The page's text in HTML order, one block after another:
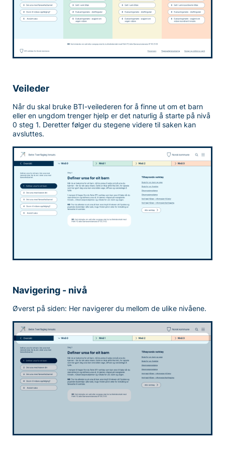
Veileder
Når du skal bruke BTI-veilederen for å finne ut om et barn
eller en ungdom trenger hjelp er det naturlig å starte på nivå
0 steg 1. Deretter følger du stegene videre til saken kan
avsluttes.
Navigering - nivå
Øverst på siden: Her navigerer du mellom de ulike nivåene.